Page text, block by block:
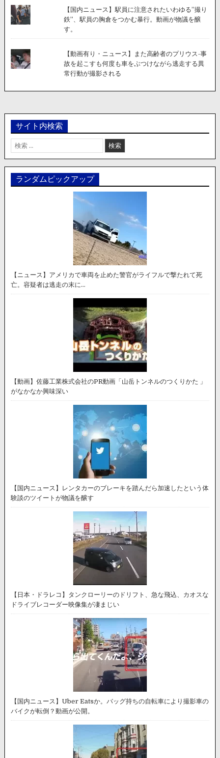
【国内ニュース】駅員に注意されたいわゆる”撮り
鉄”、駅員の胸倉をつかむ暴行。動画が物議を醸
す。
【動画有り・ニュース】また高齢者のプリウス-事
故を起こすも何度も車をぶつけながら逃走する異
常行動が撮影される
サイト内検索
検
索:
ランダムピックアップ
【ニュース】アメリカで車両を止めた警官がライフルで撃たれて死
亡。容疑者は逃走の末に…
【動画】佐藤工業株式会社のPR動画「山岳トンネルのつくりかた 」
がなかなか興味深い
【国内ニュース】レンタカーのブレーキを踏んだら加速したという体
験談のツイートが物議を醸す
【日本・ドラレコ】タンクローリーのドリフト、急な飛込、カオスな
ドライブレコーダー映像集が凄まじい
【国内ニュース】Uber Eatsか。バッグ持ちの自転車により撮影車の
バイクが転倒？動画が公開。